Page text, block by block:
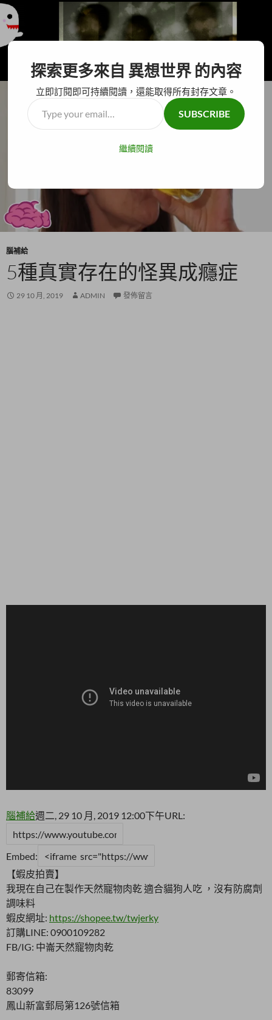
異想世界
腦補給
5種真實存在的怪異成癮症
29 10 月, 2019 ADMIN 發佈留言
腦補給週二, 29 10 月, 2019 12:00下午URL:
Embed:
【蝦皮拍賣】
我現在自己在製作天然寵物肉乾 適合貓狗人吃 ，沒有防腐劑
調味料
蝦皮網址: https://shopee.tw/twjerky
訂購LINE: 0900109282
FB/IG: 中崙天然寵物肉乾
郵寄信箱:
83099
鳳山新富郵局第126號信箱
探索更多來自 異想世界 的內容
立即訂閱即可持續閱讀，還能取得所有封存文章。
Type
your
SUBSCRIBE
繼續閱讀